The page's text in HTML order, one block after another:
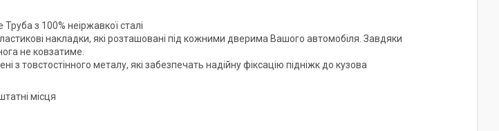
з 100% неіржавкої сталі
накладки, які розташовані під кожними дверима Вашого автомобіля. Завдяки
не ковзатиме.
з товстостінного металу, які забезпечать надійну фіксацію підніжк до кузова
місця